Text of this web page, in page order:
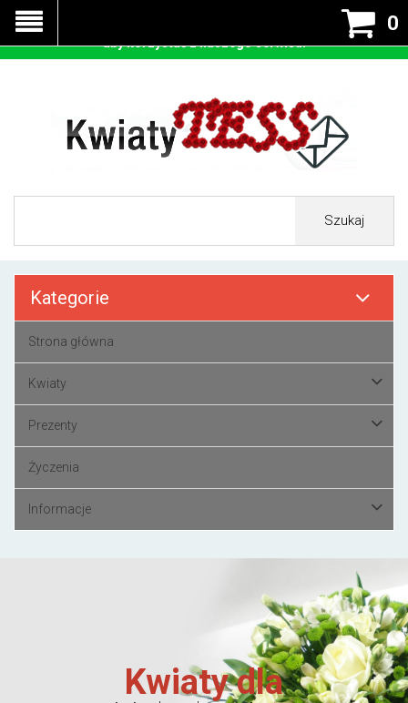
0
Szukaj
Kategorie
Strona główna
Kwiaty
Prezenty
Życzenia
Informacje
Kwiaty dla
Nasza strona korzysta z cookies - czyli tzw ciastek w celu
prawidłowego działania. Zaakceptuj przyjmowanie cookies
aby korzystać z naszego serwisu.